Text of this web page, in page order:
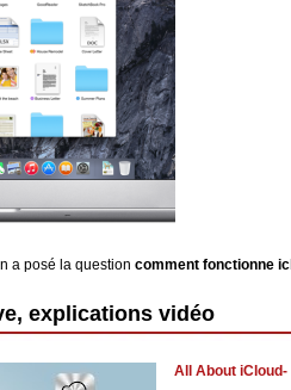
a posé la question comment fonctionne
explications vidéo
All About iCloud-